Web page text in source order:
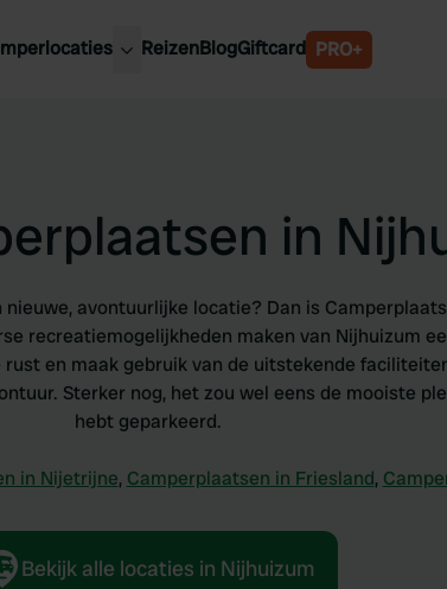
Zweden
ReizenBlogGiftcard PRO+
in
avontuurlijke locatie? Dan is
recreatiemogelijkheden maken van Nijhuizum
en maak gebruik van de uitstekende
Sterker nog, het zou wel eens de mooiste
hebt geparkeerd.
in Nijetrijne, Camperplaatsen in Friesland,
Bekijk alle locaties in Nijhuizum